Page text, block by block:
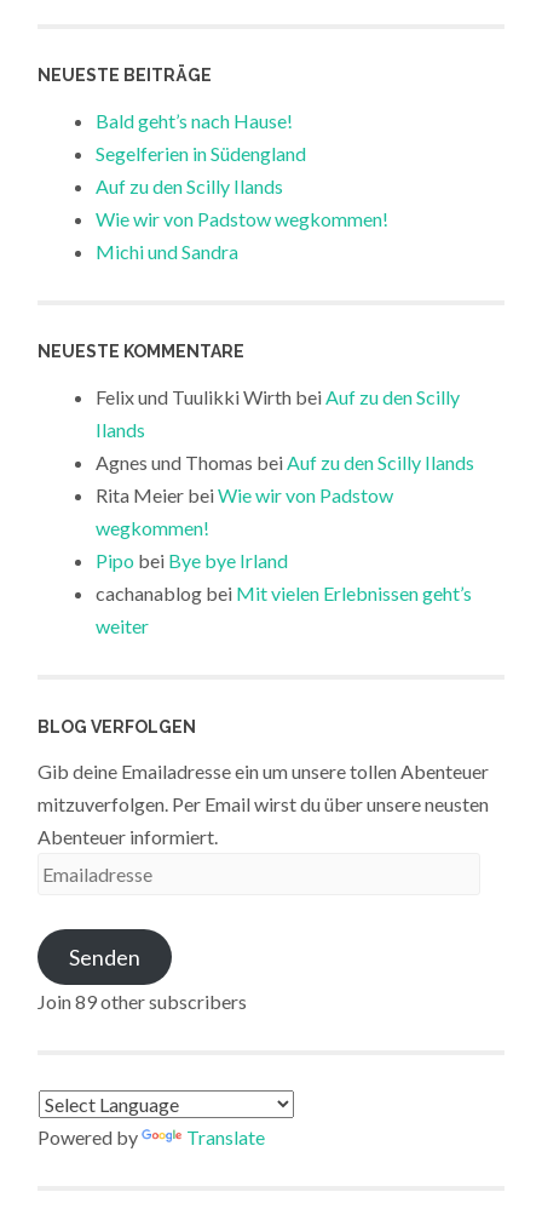
NEUESTE BEITRÄGE
Bald geht’s nach Hause!
Segelferien in Südengland
Auf zu den Scilly Ilands
Wie wir von Padstow wegkommen!
Michi und Sandra
NEUESTE KOMMENTARE
Felix und Tuulikki Wirth beiAuf zu den Scilly
Ilands
Agnes und Thomas beiAuf zu den Scilly Ilands
Rita Meier beiWie wir von Padstow
wegkommen!
Pipo bei Bye bye Irland
cachanablog bei Mit vielen Erlebnissen geht’s
weiter
BLOG VERFOLGEN
Gib deine Emailadresse ein um unsere tollen Abenteuer
mitzuverfolgen. Per Email wirst du über unsere neusten
Abenteuer informiert.
Emailadresse
Senden
Join 89 other subscribers
Powered by Translate